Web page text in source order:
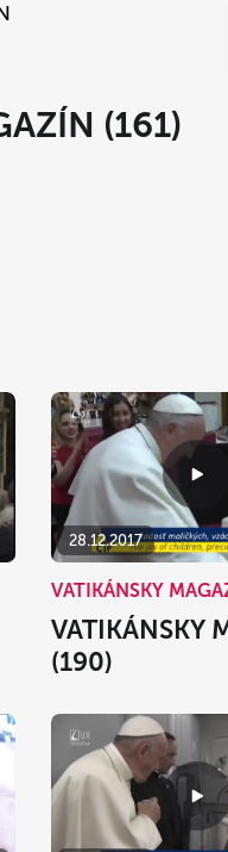
(161)
28.12.2017
VATIKÁNSKY
VATIKÁNSKY
(190)